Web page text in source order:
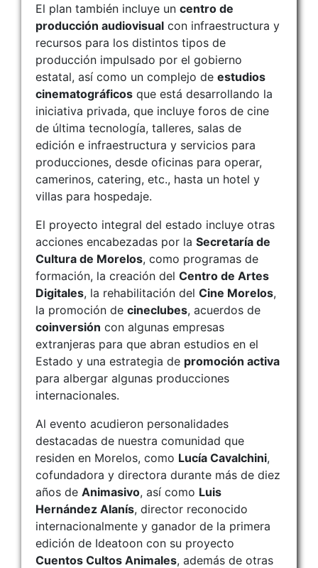
El plan también incluye un centro de
producción audiovisual con infraestructura y
recursos para los distintos tipos de
producción impulsado por el gobierno
estatal, así como un complejo de estudios
cinematográficos que está desarrollando la
iniciativa privada, que incluye foros de cine
de última tecnología, talleres, salas de
edición e infraestructura y servicios para
producciones, desde oficinas para operar,
camerinos, catering, etc., hasta un hotel y
villas para hospedaje.
El proyecto integral del estado incluye otras
acciones encabezadas por la Secretaría de
Cultura de Morelos, como programas de
formación, la creación del Centro de Artes
Digitales, la rehabilitación del Cine Morelos,
la promoción de cineclubes, acuerdos de
coinversión con algunas empresas
extranjeras para que abran estudios en el
Estado y una estrategia de promoción activa
para albergar algunas producciones
internacionales.
Al evento acudieron personalidades
destacadas de nuestra comunidad que
residen en Morelos, como Lucía Cavalchini,
cofundadora y directora durante más de diez
años de Animasivo, así como Luis
Hernández Alanís, director reconocido
internacionalmente y ganador de la primera
edición de Ideatoon con su proyecto
Cuentos Cultos Animales, además de otras